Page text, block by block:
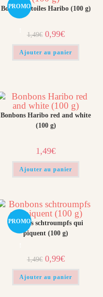
PROMO
Bonbons étoiles Haribo (100 g)​
1,49€ Le
prix
initial
était :
0,99€Le
prix
actuel
est :
Ajouter au panier
Bonbons Haribo red and white
(100 g)
1,49€
Ajouter au panier
PROMO
Bonbons schtroumpfs qui
piquent (100 g)
1,49€ Le
prix
initial
était :
0,99€Le
prix
actuel
est :
Ajouter au panier